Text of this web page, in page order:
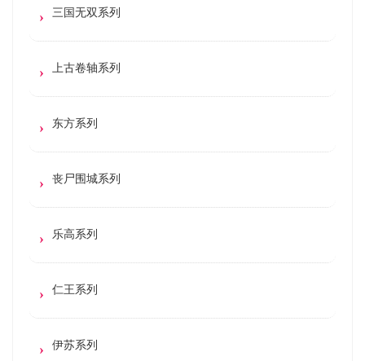
三国无双系列
上古卷轴系列
东方系列
丧尸围城系列
乐高系列
仁王系列
伊苏系列